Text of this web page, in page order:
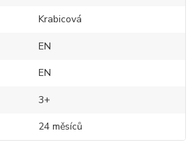
Krabicová
EN
EN
3+
24 měsíců